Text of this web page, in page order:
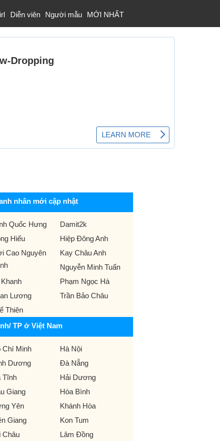
Diễn viên Người mẫu MỚI NHẤT
nhân mới cập nhật
Quốc Hưng
Damit2k
Hiếu
Hiệp Đông Anh
Cao Nguyên
Kay Châu Anh
Nguyễn Minh Tuấn
Phạm Ngọc Hà
Lương
Trần Bảo Châu
Thiên
TP ở Việt Nam
Chí Minh
Hà Nội
Dương
Đà Nẵng
Tĩnh
Hải Dương
Giang
Hòa Bình
Yên
Khánh Hòa
Giang
Kon Tum
Châu
Lâm Đồng